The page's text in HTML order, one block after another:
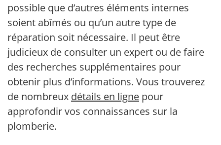
possible que d’autres éléments internes
soient abîmés ou qu’un autre type de
réparation soit nécessaire. Il peut être
judicieux de consulter un expert ou de faire
des recherches supplémentaires pour
obtenir plus d’informations. Vous trouverez
de nombreux détails en ligne pour
approfondir vos connaissances sur la
plomberie.